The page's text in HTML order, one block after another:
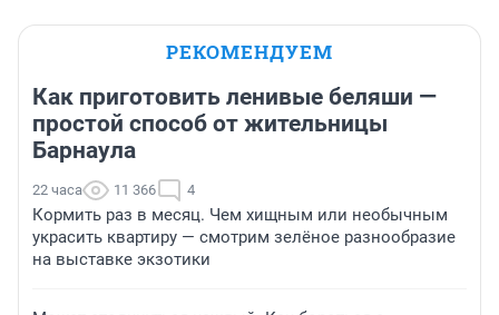
РЕКОМЕНДУЕМ
Как приготовить ленивые беляши —
простой способ от жительницы
Барнаула
22 часа 11 366 4
Кормить раз в месяц. Чем хищным или необычным
украсить квартиру — смотрим зелёное разнообразие
на выставке экзотики